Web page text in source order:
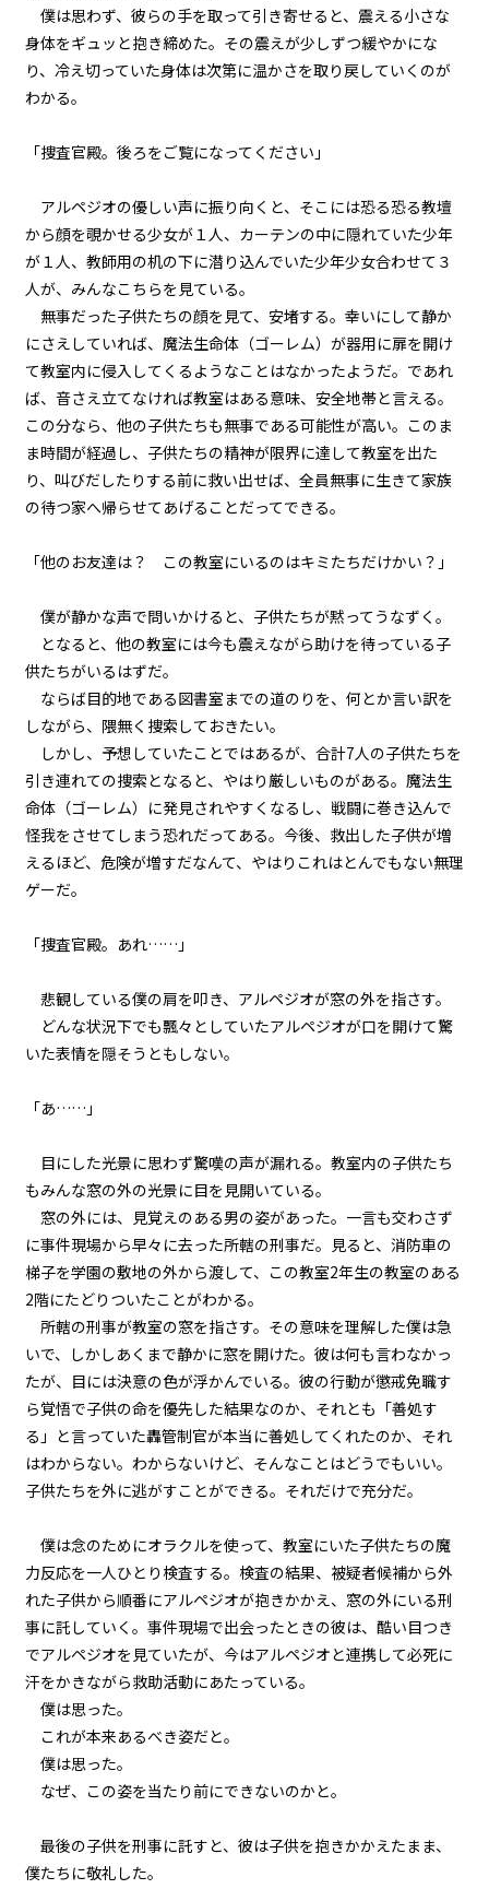
第２話
『Monsters（怪物たち）』＜１
３＞
４＞
第２話
『Monsters（怪物たち）』＜１
５＞
第２話
『Monsters（怪物たち）』＜１
６＞
第２話
『Monsters（怪物たち）』＜１
７＞
第２話
『Monsters（怪物たち）』＜１
第２話
９＞
『Monsters（怪物たち）』＜２
０＞
第３話
『Grimoire（魔導書）』＜１＞
第３話
『Grimoire（魔導書）』＜２＞
第３話
『Grimoire（魔導書）』＜４＞
第３話
『Grimoire（魔導書）』＜６＞
第３話
『Grimoire（魔導書）』＜７＞
第３話
『Grimoire（魔導書）』＜８＞
第３話
『Grimoire（魔導書）』＜９＞
第３話
第３話
『Grimoire（魔導書）』＜１１
第３話
『Grimoire（魔導書）』＜１２
『Grimoire（魔導書）』＜１３
＞
第３話
僕は思わず、彼らの手を取って引き寄せると、震える小さな
身体をギュッと抱き締めた。その震えが少しずつ緩やかにな
り、冷え切っていた身体は次第に温かさを取り戻していくのが
わかる。
「捜査官殿。後ろをご覧になってください」
アルペジオの優しい声に振り向くと、そこには恐る恐る教壇
から顔を覗かせる少女が１人、カーテンの中に隠れていた少年
が１人、教師用の机の下に潜り込んでいた少年少女合わせて３
人が、みんなこちらを見ている。
無事だった子供たちの顔を見て、安堵する。幸いにして静か
にさえしていれば、魔法生命体（ゴーレム）が器用に扉を開け
て教室内に侵入してくるようなことはなかったようだ。であれ
ば、音さえ立てなければ教室はある意味、安全地帯と言える。
この分なら、他の子供たちも無事である可能性が高い。このま
ま時間が経過し、子供たちの精神が限界に達して教室を出た
り、叫びだしたりする前に救い出せば、全員無事に生きて家族
の待つ家へ帰らせてあげることだってできる。
「他のお友達は？ この教室にいるのはキミたちだけかい？」
僕が静かな声で問いかけると、子供たちが黙ってうなずく。
となると、他の教室には今も震えながら助けを待っている子
供たちがいるはずだ。
ならば目的地である図書室までの道のりを、何とか言い訳を
しながら、隈無く捜索しておきたい。
しかし、予想していたことではあるが、合計7人の子供たちを
引き連れての捜索となると、やはり厳しいものがある。魔法生
命体（ゴーレム）に発見されやすくなるし、戦闘に巻き込んで
怪我をさせてしまう恐れだってある。今後、救出した子供が増
えるほど、危険が増すだなんて、やはりこれはとんでもない無理
ゲーだ。
「捜査官殿。あれ……」
悲観している僕の肩を叩き、アルペジオが窓の外を指さす。
どんな状況下でも飄々としていたアルペジオが口を開けて驚
いた表情を隠そうともしない。
「あ……」
目にした光景に思わず驚嘆の声が漏れる。教室内の子供たち
もみんな窓の外の光景に目を見開いている。
窓の外には、見覚えのある男の姿があった。一言も交わさず
に事件現場から早々に去った所轄の刑事だ。見ると、消防車の
梯子を学園の敷地の外から渡して、この教室――2年生の教室のある
2階にたどりついたことがわかる。
所轄の刑事が教室の窓を指さす。その意味を理解した僕は急
いで、しかしあくまで静かに窓を開けた。彼は何も言わなかっ
たが、目には決意の色が浮かんでいる。彼の行動が懲戒免職す
ら覚悟で子供の命を優先した結果なのか、それとも「善処す
る」と言っていた轟管制官が本当に善処してくれたのか、それ
はわからない。わからないけど、そんなことはどうでもいい。
子供たちを外に逃がすことができる。それだけで充分だ。
僕は念のためにオラクルを使って、教室にいた子供たちの魔
力反応を一人ひとり検査する。検査の結果、被疑者候補から外
れた子供から順番にアルペジオが抱きかかえ、窓の外にいる刑
事に託していく。事件現場で出会ったときの彼は、酷い目つき
でアルペジオを見ていたが、今はアルペジオと連携して必死に
汗をかきながら救助活動にあたっている。
僕は思った。
これが本来あるべき姿だと。
僕は思った。
なぜ、この姿を当たり前にできないのかと。
最後の子供を刑事に託すと、彼は子供を抱きかかえたまま、
僕たちに敬礼した。